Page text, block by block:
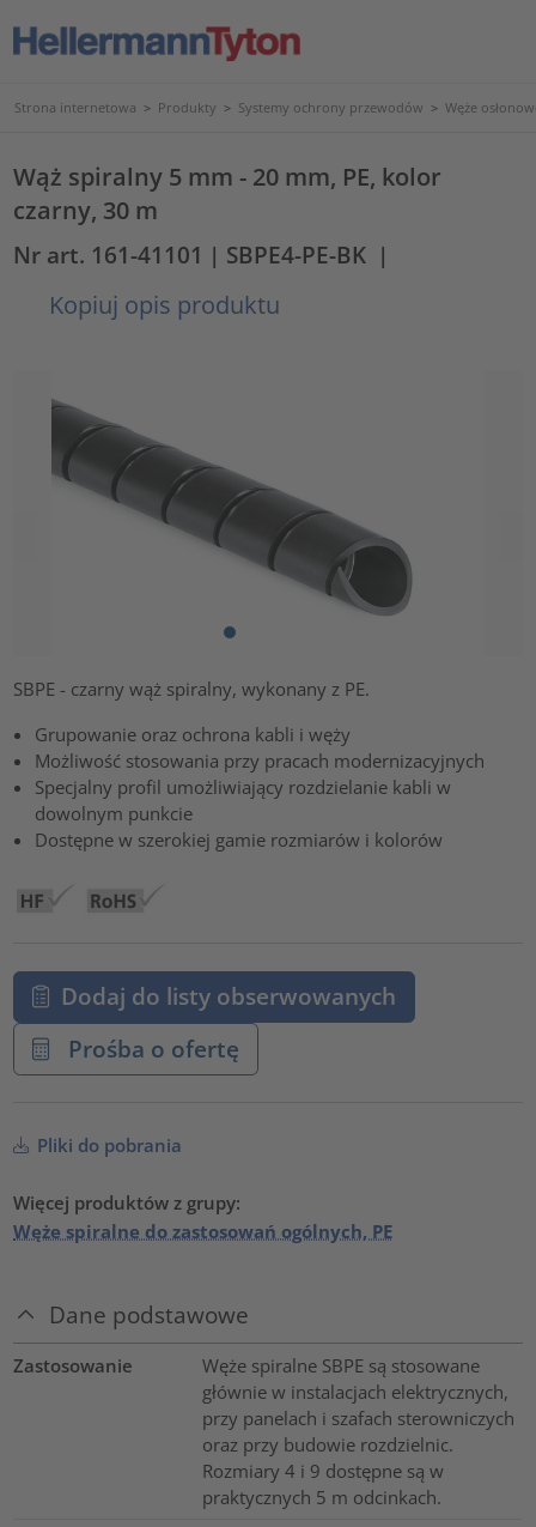
Strona internetowa > Produkty > Systemy ochrony przewodów > Węże
Wąż spiralny 5 mm - 20 mm, PE, kolor
czarny, 30 m
Nr art. 161-41101 | SBPE4-PE-BK |
Kopiuj opis produktu
SBPE - czarny wąż spiralny, wykonany z PE.
Grupowanie oraz ochrona kabli i węży
Możliwość stosowania przy pracach modernizacyjnych
Specjalny profil umożliwiający rozdzielanie kabli w
dowolnym punkcie
Dostępne w szerokiej gamie rozmiarów i kolorów
Dodaj do listy obserwowanych
Prośba o ofertę
Pliki do pobrania
Więcej produktów z grupy:
Węże spiralne do zastosowań ogólnych, PE
Dane podstawowe
Zastosowanie
Węże spiralne SBPE są stosowane
głównie w instalacjach elektrycznych,
przy panelach i szafach sterowniczych
oraz przy budowie rozdzielnic.
Rozmiary 4 i 9 dostępne są w
praktycznych 5 m odcinkach.